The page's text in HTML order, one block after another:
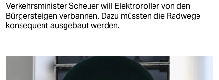
Verkehrsminister Scheuer will Elektroroller von den
Bürgersteigen verbannen. Dazu müssten die Radwege
konsequent ausgebaut werden.